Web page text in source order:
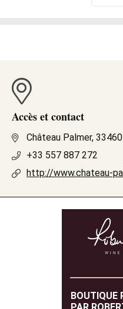
Accès et contact
Château Palmer,
+33 557 887 272
http://www.chateau-
BOUTIQUE